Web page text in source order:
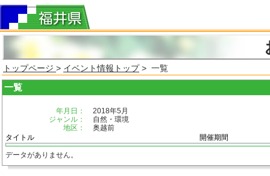
トップページ > イベント情報トップ> 一覧
一覧
年月日：
2018年5月
ジャンル：
自然・環境
地区：
奥越前
タイトル
開催期間
データがありません。